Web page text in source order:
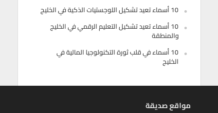
10 أسماء تعيد تشكيل اللوجستيات الذكية في الخليج
10 أسماء تعيد تشكيل التعليم الرقمي في الخليج
والمنطقة
10 أسماء في قلب ثورة التكنولوجيا المالية في
الخليج
مواقع صديقة